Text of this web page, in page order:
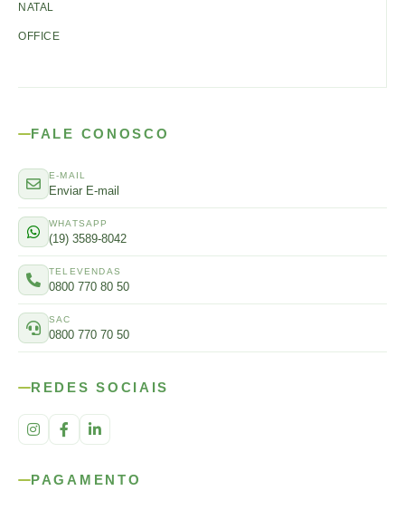
NATAL
OFFICE
FALE CONOSCO
E-MAIL
Enviar E-mail
WHATSAPP
(19) 3589-8042
TELEVENDAS
0800 770 80 50
SAC
0800 770 70 50
REDES SOCIAIS
PAGAMENTO